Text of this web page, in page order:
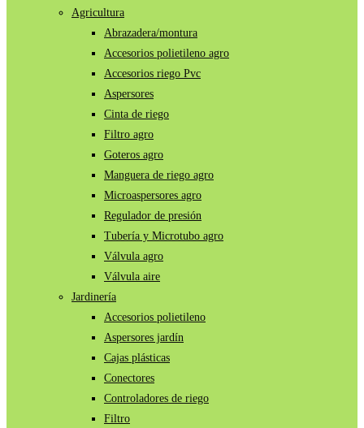
Agricultura
Abrazadera/montura
Accesorios polietileno agro
Accesorios riego Pvc
Aspersores
Cinta de riego
Filtro agro
Goteros agro
Manguera de riego agro
Microaspersores agro
Regulador de presión
Tubería y Microtubo agro
Válvula agro
Válvula aire
Jardinería
Accesorios polietileno
Aspersores jardín
Cajas plásticas
Conectores
Controladores de riego
Filtro